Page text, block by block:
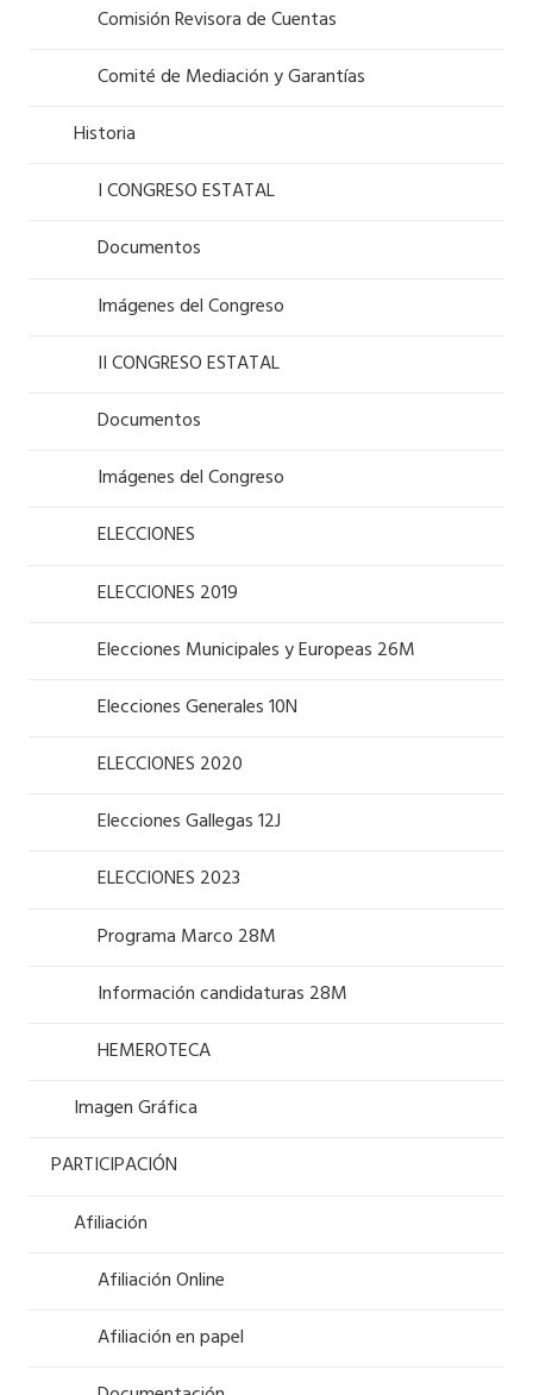
Comisión Revisora de Cuentas
Comité de Mediación y Garantías
Historia
I CONGRESO ESTATAL
Documentos
Imágenes del Congreso
II CONGRESO ESTATAL
Documentos
Imágenes del Congreso
ELECCIONES
ELECCIONES 2019
Elecciones Municipales y Europeas 26M
Elecciones Generales 10N
ELECCIONES 2020
Elecciones Gallegas 12J
ELECCIONES 2023
Programa Marco 28M
Información candidaturas 28M
HEMEROTECA
Imagen Gráfica
PARTICIPACIÓN
Afiliación
Afiliación Online
Afiliación en papel